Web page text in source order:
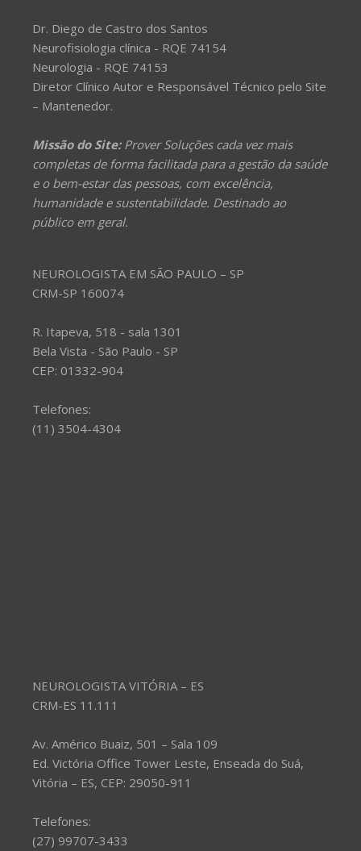
Dr. Diego de Castro dos Santos
Neurofisiologia clínica - RQE 74154
Neurologia - RQE 74153
Diretor Clínico Autor e Responsável Técnico pelo Site
– Mantenedor.
Missão do Site:Prover Soluções cada vez mais
completas de forma facilitada para a gestão da saúde
e o bem-estar das pessoas, com excelência,
humanidade e sustentabilidade. Destinado ao
público em geral.
NEUROLOGISTA EM SÃO PAULO – SP
CRM-SP 160074
R. Itapeva, 518 - sala 1301
Bela Vista - São Paulo - SP
CEP: 01332-904
Telefones:
(11) 3504-4304
NEUROLOGISTA VITÓRIA – ES
CRM-ES 11.111
Av. Américo Buaiz, 501 – Sala 109
Ed. Victória Office Tower Leste, Enseada do Suá,
Vitória – ES, CEP: 29050-911
Telefones:
(27) 99707-3433